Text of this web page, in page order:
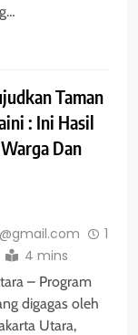
Taman
: Ini Hasil
Dan
1
4 mins
– Program
digagas oleh
Utara,